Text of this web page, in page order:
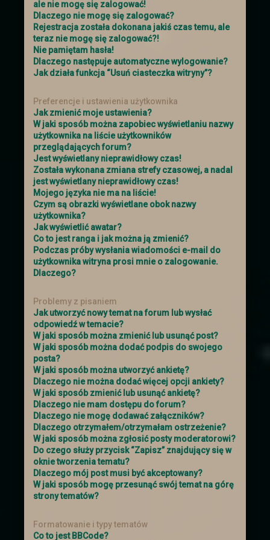
królestwa prośbę o pomoc. Ten
postanowił zebrać chętnych i wysłać ich
aby wsparli handlowego sojusznika.
Ogłoszenie
Nowe ogłoszenia na
słupie
Zachęcamy do zajrzenia do zakładki z
zadaniami
Troche nowinek
Przebudowe przeszłyOgłoszenia
tabela is truktura została napisana od
nowa i dostosowana :).
Ogłoszenia powinny się teraz skalować
z ekranem urządzenia. Na telefonach
aby je czytać w poziomie. W pionie też
sie da ale z racje mniejszego ekranu
ucina i może być to niewygodne.
Dodana została mapa miasta i
planowana jest mapa mieszkańców, w
mieszkańców miasta- postaci. Będzie
opocja po klikenięciu w nią,
automatyczne przeniesienie sie w ów
miejsce.
Duża wersja samego miasta oraz opcji z
mieszkancami będzie dostępna w
odpowiednim temacie.
Święta Zimowe
Zapraszamy wszystkich do
tematu świątecznegoi wybrania sobie
prezentu! (przez rzut kością)
ale nie mogę się zalogować!
Dlaczego nie mogę się zalogować?
Rejestracja została dokonana jakiś czas temu, ale
teraz nie mogę się zalogować?!
Nie pamiętam hasła!
Dlaczego następuje automatyczne wylogowanie?
Jak działa funkcja “Usuń ciasteczka witryny”?
Preferencje i ustawienia użytkownika
Jak zmienić moje ustawienia?
W jaki sposób można zapobiec wyświetlaniu nazwy
użytkownika na liście użytkowników
przeglądających forum?
Jest wyświetlany nieprawidłowy czas!
Została wykonana zmiana strefy czasowej, a nadal
jest wyświetlany nieprawidłowy czas!
Mojego języka nie ma na liście!
Czym są obrazki wyświetlane obok nazwy
użytkownika?
Jak wyświetlić awatar?
Co to jest ranga i jak można ją zmienić?
Podczas próby wysłania wiadomości e-mail do
użytkownika witryna prosi mnie o zalogowanie.
Dlaczego?
Problemy z pisaniem
Jak utworzyć nowy temat na forum lub wysłać
odpowiedź w temacie?
W jaki sposób można zmienić lub usunąć post?
W jaki sposób można dodać podpis do swojego
posta?
W jaki sposób można utworzyć ankietę?
Dlaczego nie można dodać więcej opcji ankiety?
W jaki sposób zmienić lub usunąć ankietę?
Dlaczego nie mam dostępu do forum?
Dlaczego nie mogę dodawać załączników?
Dlaczego otrzymałem/otrzymałam ostrzeżenie?
W jaki sposób można zgłosić posty moderatorowi?
Do czego służy przycisk “Zapisz” znajdujący się w
oknie tworzenia tematu?
Dlaczego mój post musi być akceptowany?
W jaki sposób mogę przesunąć swój temat na górę
strony tematów?
Formatowanie i typy tematów
Co to jest BBCode?